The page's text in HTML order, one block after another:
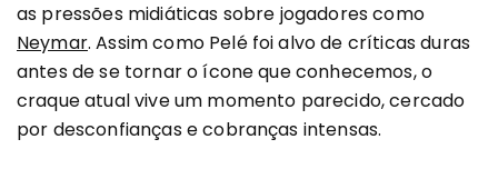
as pressões midiáticas sobre jogadores como
Neymar. Assim como Pelé foi alvo de críticas duras
antes de se tornar o ícone que conhecemos, o
craque atual vive um momento parecido, cercado
por desconfianças e cobranças intensas.